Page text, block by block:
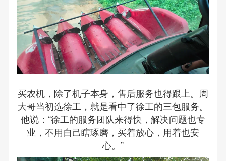
买农机，除了机子本身，售后服务也得跟上。周
大哥当初选徐工，就是看中了徐工的三包服务。
他说：“徐工的服务团队来得快，解决问题也专
业，不用自己瞎琢磨，买着放心，用着也安
心。”